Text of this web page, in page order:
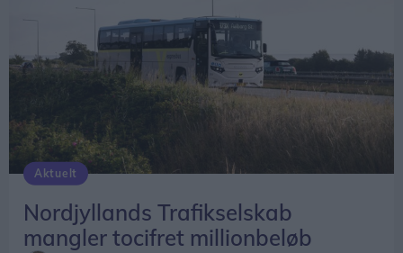
Aktuelt
Nordjyllands Trafikselskab
mangler tocifret millionbeløb